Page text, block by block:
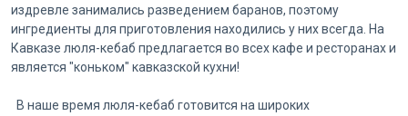
издревле занимались разведением баранов, поэтому
ингредиенты для приготовления находились у них всегда. На
Кавказе люля-кебаб предлагается во всех кафе и ресторанах и
является "коньком" кавказской кухни!
В наше время люля-кебаб готовится на широких